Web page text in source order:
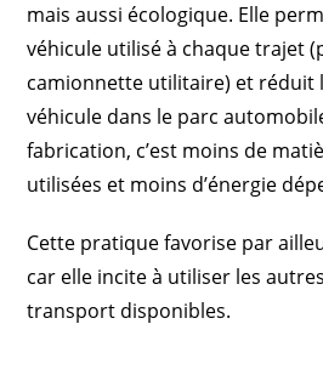
mais aussi écologique. Elle
véhicule utilisé à chaque trajet
camionnette utilitaire) et réduit
véhicule dans le parc
fabrication, c’est moins de
utilisées et moins d’énergie
Cette pratique favorise par
car elle incite à utiliser les
transport disponibles.